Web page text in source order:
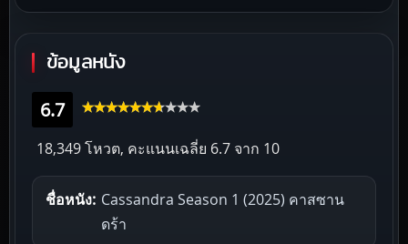
ข้อมูลหนัง
6.7
18,349 โหวต, คะแนนเฉลี่ย 6.7 จาก 10
ชื่อหนัง: Cassandra Season 1 (2025) คาสซาน
ดร้า